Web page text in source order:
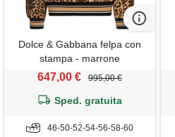
Dolce & Gabbana felpa con
stampa - marrone
647,00 € 995,00 €
Sped. gratuita
46-50-52-54-56-58-60